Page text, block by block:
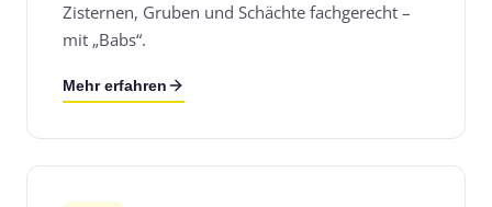
Zisternen, Gruben und Schächte fachgerecht –
mit „Babs“.
Mehr erfahren